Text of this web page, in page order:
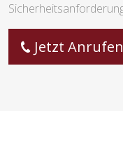
Jetzt Anrufen